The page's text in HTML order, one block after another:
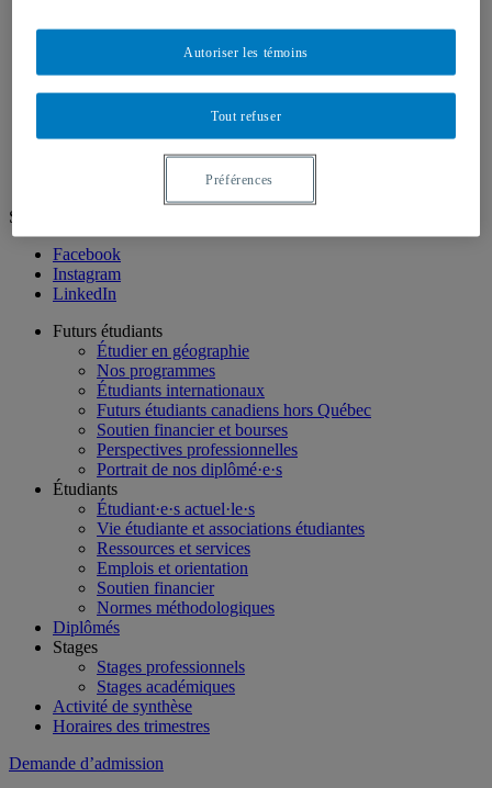
Équipements de recherche
Nous joindre
Suivez-nous
Facebook
Instagram
LinkedIn
Futurs étudiants
Étudier en géographie
Nos programmes
Étudiants internationaux
Futurs étudiants canadiens hors Québec
Soutien financier et bourses
Perspectives professionnelles
Portrait de nos diplômé·e·s
Étudiants
Étudiant·e·s actuel·le·s
Vie étudiante et associations étudiantes
Ressources et services
Emplois et orientation
Soutien financier
Normes méthodologiques
Diplômés
Stages
Stages professionnels
Stages académiques
Activité de synthèse
Horaires des trimestres
Demande d’admission
Tout refuser
Autoriser les témoins
Préférences